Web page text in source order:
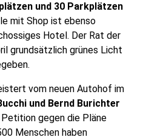
und 30 Parkplätzen
mit Shop ist ebenso
Hotel. Der Rat der
grundsätzlich grünes Licht
vom neuen Autohof im
und Bernd Burichter
Petition gegen die Pläne
Menschen haben